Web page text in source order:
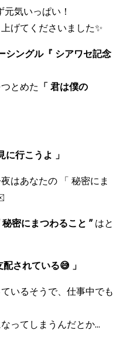
気いっぱい！
げてくださいました✨
シングル『 シアワセ記念
とめた 「 君は僕の
に行こうよ 」
はあなたの 「 秘密にま
密にまつわること ” はと
されている😅 」
いるそうで、仕事中でも
ってしまうんだとか...